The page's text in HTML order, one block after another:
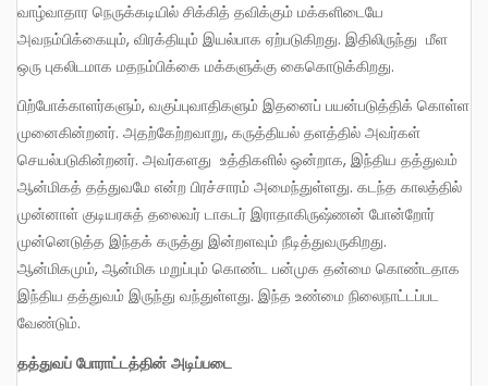
வாழ்வாதார நெருக்கடியில் சிக்கித் தவிக்கும் மக்களிடையே
அவநம்பிக்கையும், விரக்தியும் இயல்பாக ஏற்படுகிறது. இதிலிருந்து மீள
ஒரு புகலிடமாக மதநம்பிக்கை மக்களுக்கு கைகொடுக்கிறது.
பிற்போக்காளர்களும், வகுப்புவாதிகளும் இதனைப் பயன்படுத்திக் கொள்ள
முனைகின்றனர். அதற்கேற்றவாறு, கருத்தியல் தளத்தில் அவர்கள்
செயல்படுகின்றனர். அவர்களது உத்திகளில் ஒன்றாக, இந்திய தத்துவம்
ஆன்மிகத் தத்துவமே என்ற பிரச்சாரம் அமைந்துள்ளது. கடந்த காலத்தில்
முன்னாள் குடியரசுத் தலைவர் டாகடர் இராதாகிருஷ்ணன் போன்றோர்
முன்னெடுத்த இந்தக் கருத்து இன்றளவும் நீடித்துவருகிறது.
ஆன்மிகமும், ஆன்மிக மறுப்பும் கொண்ட பன்முக தன்மை கொண்டதாக
இந்திய தத்துவம் இருந்து வந்துள்ளது. இந்த உண்மை நிலைநாட்டப்பட
வேண்டும்.
தத்துவப் போராட்டத்தின் அடிப்படை